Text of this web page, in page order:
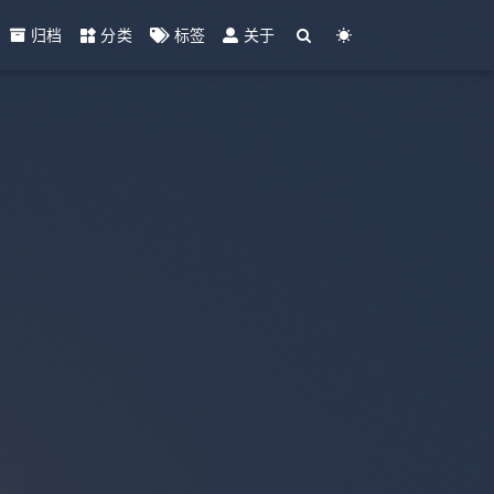
归档 分类 标签 关于